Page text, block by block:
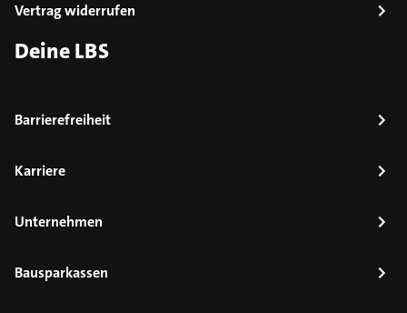
Vertrag widerrufen
Deine LBS
Barrierefreiheit
Karriere
Unternehmen
Bausparkassen